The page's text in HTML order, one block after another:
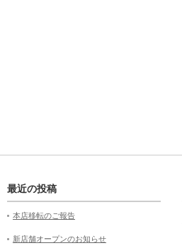
最近の投稿
本店移転のご報告
新店舗オープンのお知らせ